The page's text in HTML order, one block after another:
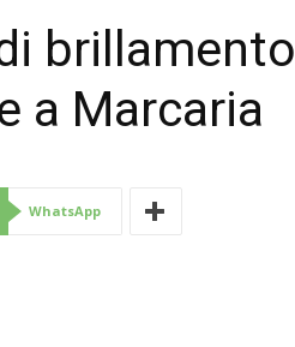
Voce
brillamento
a Marcaria
WhatsApp